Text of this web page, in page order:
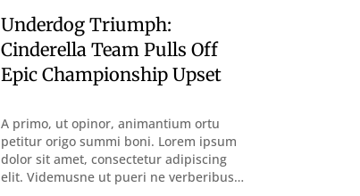
Underdog Triumph:
Cinderella Team Pulls Off
Epic Championship Upset
A primo, ut opinor, animantium ortu
petitur origo summi boni. Lorem ipsum
dolor sit amet, consectetur adipiscing
elit. Videmusne ut pueri ne verberibus